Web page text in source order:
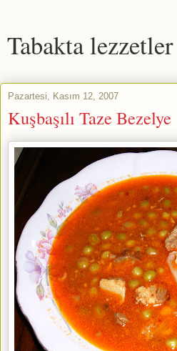
Tabakta lezzetler
Pazartesi, Kasım 12, 2007
Kuşbaşılı Taze Bezelye